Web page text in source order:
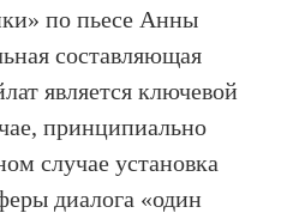
по пьесе Анны
составляющая
является ключевой
принципиально
случае установка
диалога «один